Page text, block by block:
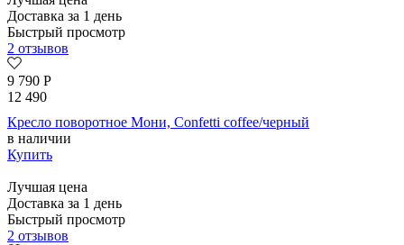
Доставка за 1 день
Быстрый просмотр
2 отзывов
9 790 Р
12 490
Кресло поворотное Мони, Confetti coffee/черный
в наличии
Купить
Лучшая цена
Доставка за 1 день
Быстрый просмотр
2 отзывов